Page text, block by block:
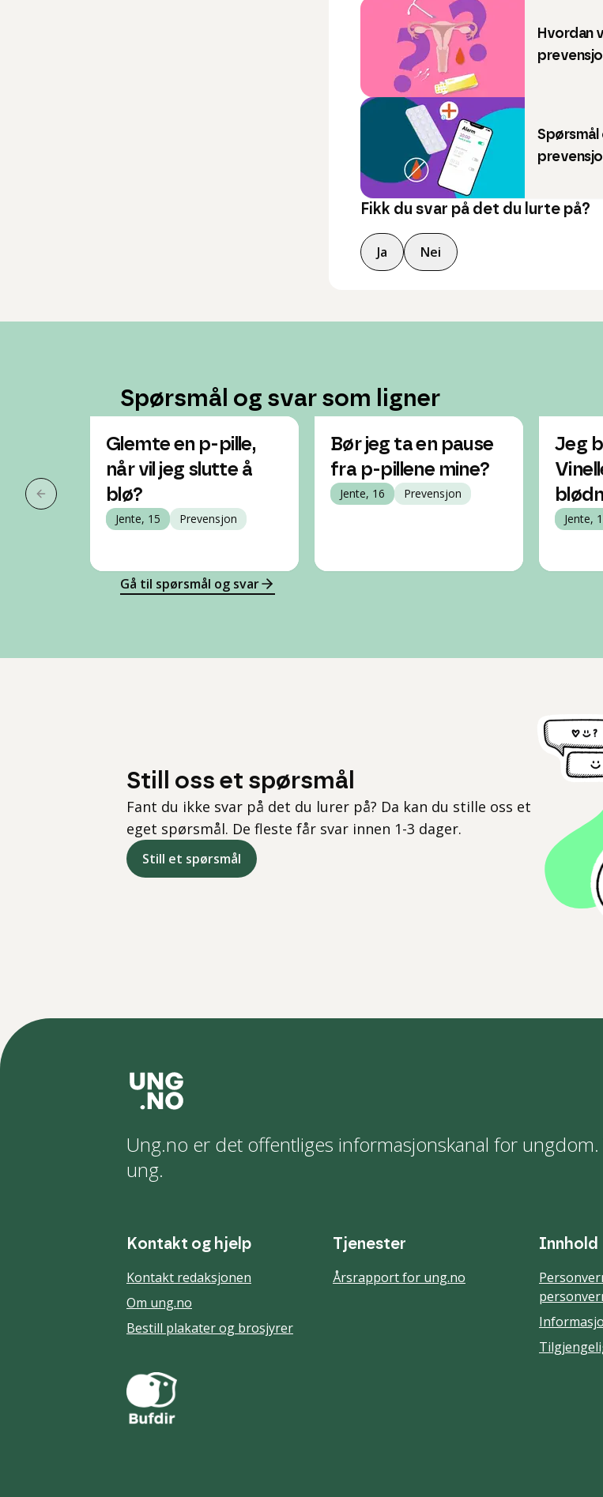
Hvordan
Spørsmål
Fikk du svar på det du lurte på?
Ja Nei
Spørsmål og svar som ligner
Forrige slide
Glemte en p-pille,
når vil jeg slutte å
blø?
Jente, 15 Prevensjon
Bør jeg ta en pause
fra p-pillene mine?
Jente, 16 Prevensjon
Jeg
Jente,
Gå til spørsmål og svar
Still oss et spørsmål
Fant du ikke svar på det du lurer på? Da kan du stille oss et
eget spørsmål. De fleste får svar innen 1-3 dager.
Still et spørsmål
Ung.no er det offentliges informasjonskanal for
ung.
Kontakt og hjelp
Kontakt redaksjonen
Om ung.no
Bestill plakater og brosjyrer
Tjenester
Årsrapport for ung.no
Innhold